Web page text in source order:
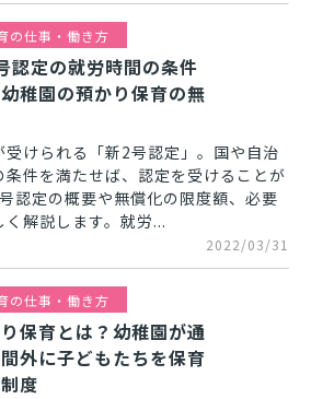
の仕事・働き方
認定の就労時間の条件
稚園の預かり保育の無
けられる「新2号認定」。国や自治
件を満たせば、認定を受けることが
認定の概要や無償化の限度額、必要
解説します。就労...
2022/03/31
の仕事・働き方
保育とは？幼稚園が通
外に子どもたちを保育
度